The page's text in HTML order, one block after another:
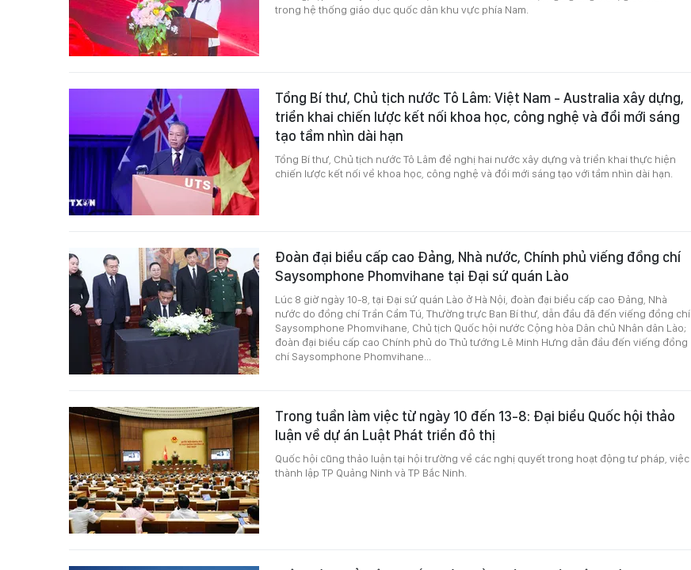
trong hệ thống giáo dục quốc dân khu vực phía Nam.
Tổng Bí thư, Chủ tịch nước Tô Lâm: Việt Nam - Australia xây dựng,
triển khai chiến lược kết nối khoa học, công nghệ và đổi mới sáng
tạo tầm nhìn dài hạn
Tổng Bí thư, Chủ tịch nước Tô Lâm đề nghị hai nước xây dựng và triển khai thực hiện
chiến lược kết nối về khoa học, công nghệ và đổi mới sáng tạo với tầm nhìn dài hạn.
Đoàn đại biểu cấp cao Đảng, Nhà nước, Chính phủ viếng đồng chí
Saysomphone Phomvihane tại Đại sứ quán Lào
Lúc 8 giờ ngày 10-8, tại Đại sứ quán Lào ở Hà Nội, đoàn đại biểu cấp cao Đảng, Nhà
nước do đồng chí Trần Cẩm Tú, Thường trực Ban Bí thư, dẫn đầu đã đến viếng đồng chí
Saysomphone Phomvihane, Chủ tịch Quốc hội nước Cộng hòa Dân chủ Nhân dân Lào;
đoàn đại biểu cấp cao Chính phủ do Thủ tướng Lê Minh Hưng dẫn đầu đến viếng đồng
chí Saysomphone Phomvihane...
Trong tuần làm việc từ ngày 10 đến 13-8: Đại biểu Quốc hội thảo
luận về dự án Luật Phát triển đô thị
Quốc hội cũng thảo luận tại hội trường về các nghị quyết trong hoạt động tư pháp, việc
thành lập TP Quảng Ninh và TP Bắc Ninh.